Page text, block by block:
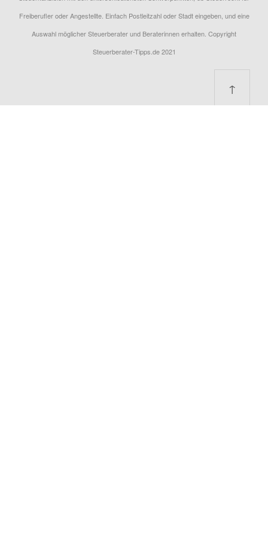
Freiberufler oder Angestellte. Einfach Postleitzahl oder Stadt eingeben, und eine
Auswahl möglicher Steuerberater und Beraterinnen erhalten. Copyright
Steuerberater-Tipps.de 2021
↑